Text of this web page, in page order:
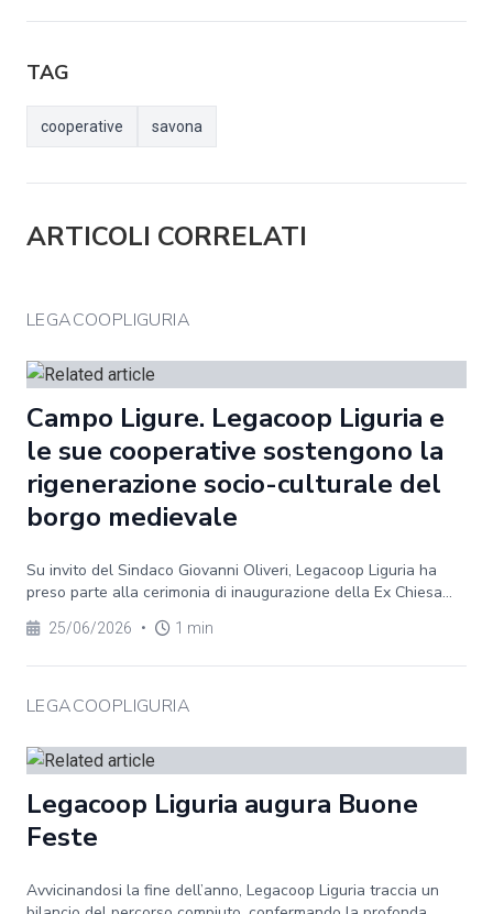
TAG
cooperative savona
ARTICOLI CORRELATI
LEGACOOPLIGURIA
Campo Ligure. Legacoop Liguria e
le sue cooperative sostengono la
rigenerazione socio-culturale del
borgo medievale
Su invito del Sindaco Giovanni Oliveri, Legacoop Liguria ha
preso parte alla cerimonia di inaugurazione della Ex Chiesa...
25/06/2026 • 1 min
LEGACOOPLIGURIA
Legacoop Liguria augura Buone
Feste
Avvicinandosi la fine dell’anno, Legacoop Liguria traccia un